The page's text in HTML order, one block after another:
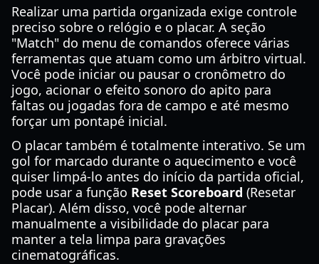
Realizar uma partida organizada exige controle
preciso sobre o relógio e o placar. A seção
"Match" do menu de comandos oferece várias
ferramentas que atuam como um árbitro virtual.
Você pode iniciar ou pausar o cronômetro do
jogo, acionar o efeito sonoro do apito para
faltas ou jogadas fora de campo e até mesmo
forçar um pontapé inicial.
O placar também é totalmente interativo. Se um
gol for marcado durante o aquecimento e você
quiser limpá-lo antes do início da partida oficial,
pode usar a função Reset Scoreboard (Resetar
Placar). Além disso, você pode alternar
manualmente a visibilidade do placar para
manter a tela limpa para gravações
cinematográficas.